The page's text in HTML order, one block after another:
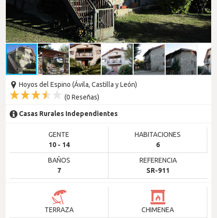
Hoyos del Espino (Ávila, Castilla y León)
(0 Reseñas)
Casas Rurales Independientes
GENTE
10 - 14
HABITACIONES
6
BAÑOS
7
REFERENCIA
SR-911
TERRAZA CHIMENEA